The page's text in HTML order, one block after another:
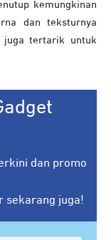
kemungkinan
dan teksturnya
juga tertarik untuk
dan promo
sekarang juga!